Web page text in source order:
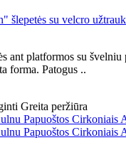
šlepetės su velcro
ant platformos su
forma. Patogus ..
Greita peržiūra